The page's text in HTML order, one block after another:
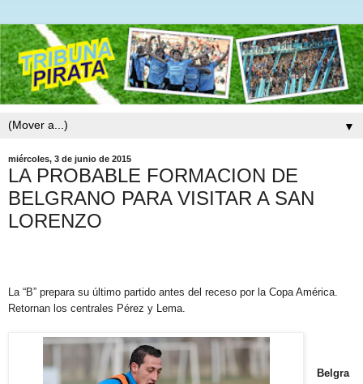
▼
miércoles, 3 de junio de 2015
LA PROBABLE FORMACION DE
BELGRANO PARA VISITAR A SAN
LORENZO
La “B” prepara su último partido antes del receso por la Copa América.
Retornan los centrales Pérez y Lema.
Belgra